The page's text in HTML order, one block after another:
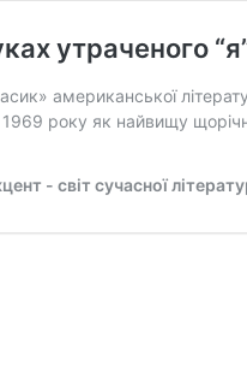
утраченого
американської
року як найвищу
- світ сучасної